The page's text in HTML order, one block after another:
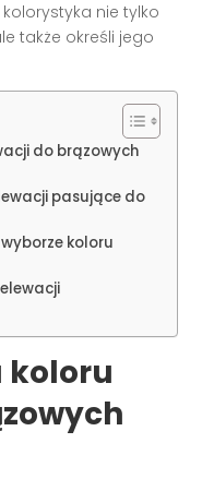
nie tylko
także określi jego
do brązowych
pasujące do
koloru
koloru